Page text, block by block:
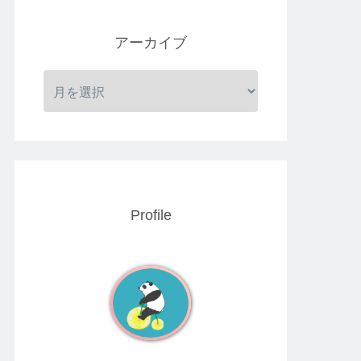
アーカイブ
Profile